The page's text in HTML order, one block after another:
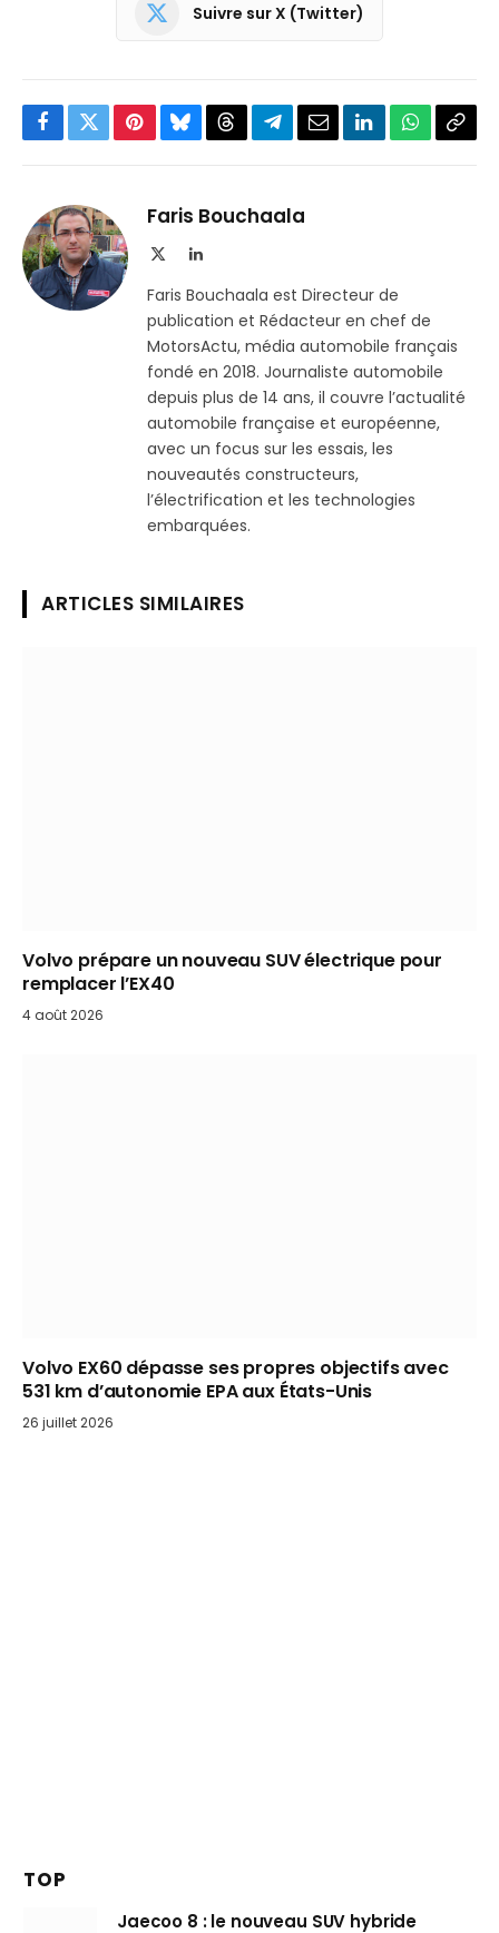
Suivre sur X (Twitter)
Facebook
TwitterPinterestBlueskyThreadsPartager
Telegram
EmailLinkedInWhatsApp
Faris Bouchaala
LinkedIn
Faris Bouchaala est Directeur de
publication et Rédacteur en chef de
MotorsActu, média automobile français
fondé en 2018. Journaliste automobile
depuis plus de 14 ans, il couvre l’actualité
automobile française et européenne,
avec un focus sur les essais, les
nouveautés constructeurs,
l’électrification et les technologies
embarquées.
ARTICLES SIMILAIRES
Volvo prépare un nouveau SUV électrique pour
remplacer l’EX40
4 août 2026
Volvo EX60 dépasse ses propres objectifs avec
531 km d’autonomie EPA aux États-Unis
26 juillet 2026
TOP
Jaecoo 8 : le nouveau SUV hybride